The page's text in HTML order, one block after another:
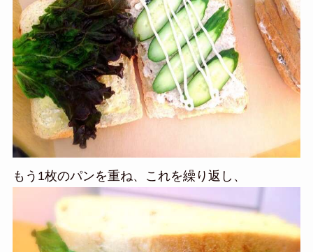
もう1枚のパンを重ね、これを繰り返し、